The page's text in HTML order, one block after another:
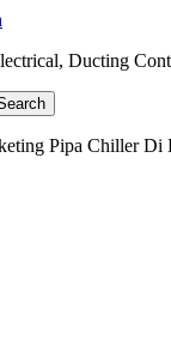
Ducting
Pipa Chiller Di